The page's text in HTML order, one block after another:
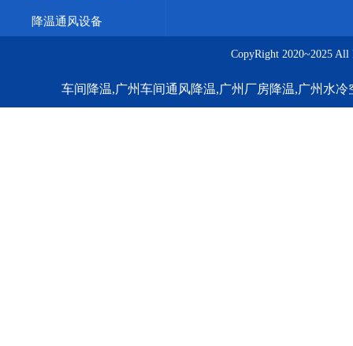
降温通风设备
CopyRight 2020~2025
车间降温,广州车间通风降温,广州厂房降温,广州水